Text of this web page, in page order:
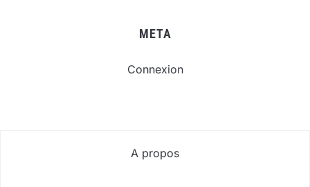
META
Connexion
A propos